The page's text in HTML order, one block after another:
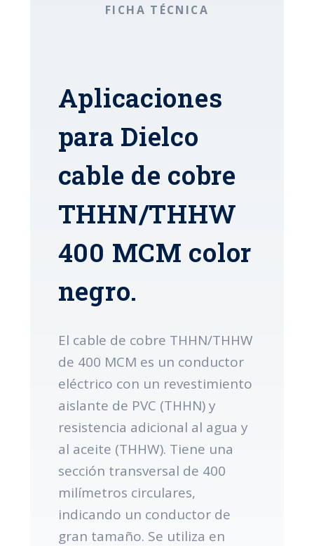
FICHA TÉCNICA
Aplicaciones
para Dielco
cable de cobre
THHN/THHW
400 MCM color
negro.
El cable de cobre THHN/THHW
de 400 MCM es un conductor
eléctrico con un revestimiento
aislante de PVC (THHN) y
resistencia adicional al agua y
al aceite (THHW). Tiene una
sección transversal de 400
milímetros circulares,
indicando un conductor de
gran tamaño. Se utiliza en